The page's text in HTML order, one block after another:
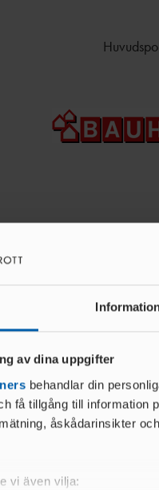
av dina uppgifter
behandlar din
få tillgång till information
åskådarinsikter
vi även vilja: